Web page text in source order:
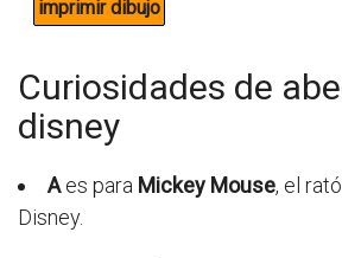
Curiosidades de
disney
Aes para Mickey Mouse, el
Disney.